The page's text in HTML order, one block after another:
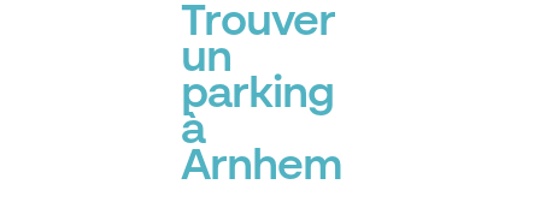
Trouver
un
parking
à
Arnhem